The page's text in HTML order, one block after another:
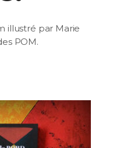
illustré par Marie
POM.